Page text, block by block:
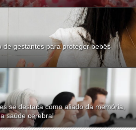
de gestantes para proteger bebês
se destaca como aliado da memória,
saúde cerebral